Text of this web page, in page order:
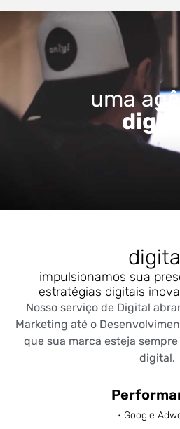
uma
digital
impulsionamos sua
estratégias digitais
Nosso serviço de Digital
Marketing até o
que sua marca esteja
digital.
• Google